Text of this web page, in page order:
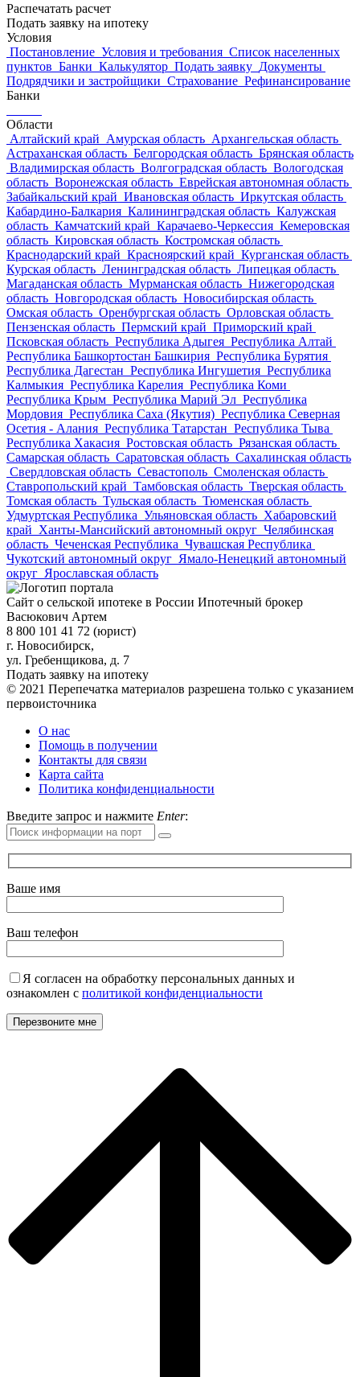
Распечатать расчет
Подать заявку на ипотеку
Условия
Постановление Условия и требования Список населенных
пунктов Банки Калькулятор Подать заявку Документы
Подрядчики и застройщики Страхование Рефинансирование
Банки
Области
Алтайский край Амурская область Архангельская область
Астраханская область Белгородская область Брянская область
Владимирская область Волгоградская область Вологодская
область Воронежская область Еврейская автономная область
Забайкальский край Ивановская область Иркутская область
Кабардино-Балкария Калининградская область Калужская
область Камчатский край Карачаево-Черкессия Кемеровская
область Кировская область Костромская область
Краснодарский край Красноярский край Курганская область
Курская область Ленинградская область Липецкая область
Магаданская область Мурманская область Нижегородская
область Новгородская область Новосибирская область
Омская область Оренбургская область Орловская область
Пензенская область Пермский край Приморский край
Псковская область Республика Адыгея Республика Алтай
Республика Башкортостан Башкирия Республика Бурятия
Республика Дагестан Республика Ингушетия Республика
Калмыкия Республика Карелия Республика Коми
Республика Крым Республика Марий Эл Республика
Мордовия Республика Саха (Якутия) Республика Северная
Осетия - Алания Республика Татарстан Республика Тыва
Республика Хакасия Ростовская область Рязанская область
Самарская область Саратовская область Сахалинская область
Свердловская область Севастополь Смоленская область
Ставропольский край Тамбовская область Тверская область
Томская область Тульская область Тюменская область
Удмуртская Республика Ульяновская область Хабаровский
край Ханты-Мансийский автономный округ Челябинская
область Чеченская Республика Чувашская Республика
Чукотский автономный округ Ямало-Ненецкий автономный
округ Ярославская область
Сайт о сельской ипотеке в России Ипотечный брокер
Васюкович Артем
8 800 101 41 72 (юрист)
г. Новосибирск,
ул. Гребенщикова, д. 7
Подать заявку на ипотеку
© 2021 Перепечатка материалов разрешена только с указанием
первоисточника
О нас
Помощь в получении
Контакты для связи
Карта сайта
Политика конфиденциальности
Введите запрос и нажмите Enter:
Ваше имя
Ваш телефон
Я согласен на обработку персональных данных и
ознакомлен с политикой конфиденциальности